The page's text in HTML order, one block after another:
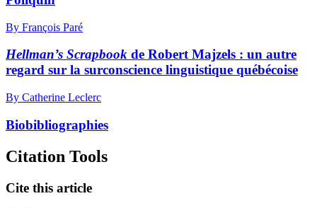
By François Paré
Hellman’s Scrapbook de Robert Majzels : un autre
regard sur la surconscience linguistique québécoise
By Catherine Leclerc
Biobibliographies
Citation Tools
Cite this article